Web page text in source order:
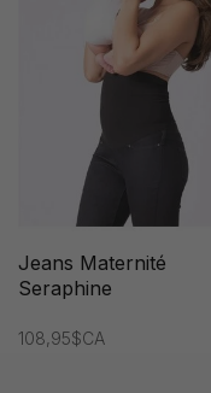
Jeans Maternité
Seraphine
108,95$CA